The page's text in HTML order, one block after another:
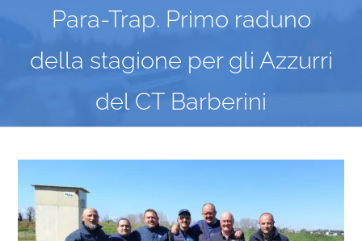
Para-Trap. Primo raduno
della stagione per gli Azzurri
del CT Barberini
immagine